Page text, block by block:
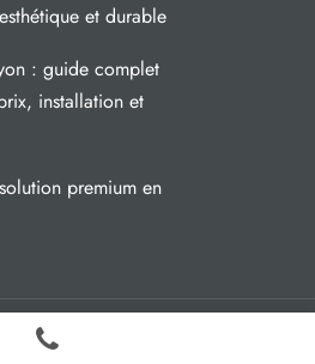
et durable
: guide complet
installation et
premium en